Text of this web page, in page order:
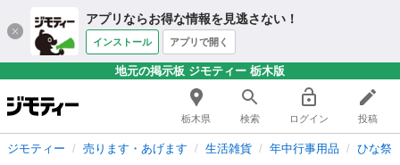
アプリならお得な情報を見逃さない！
インストール アプリで開く
地元の掲示板 ジモティー 栃木版
栃木県 検索 ログイン 投稿
ジモティー 売ります・あげます 生活雑貨 年中行事用品 ひな祭